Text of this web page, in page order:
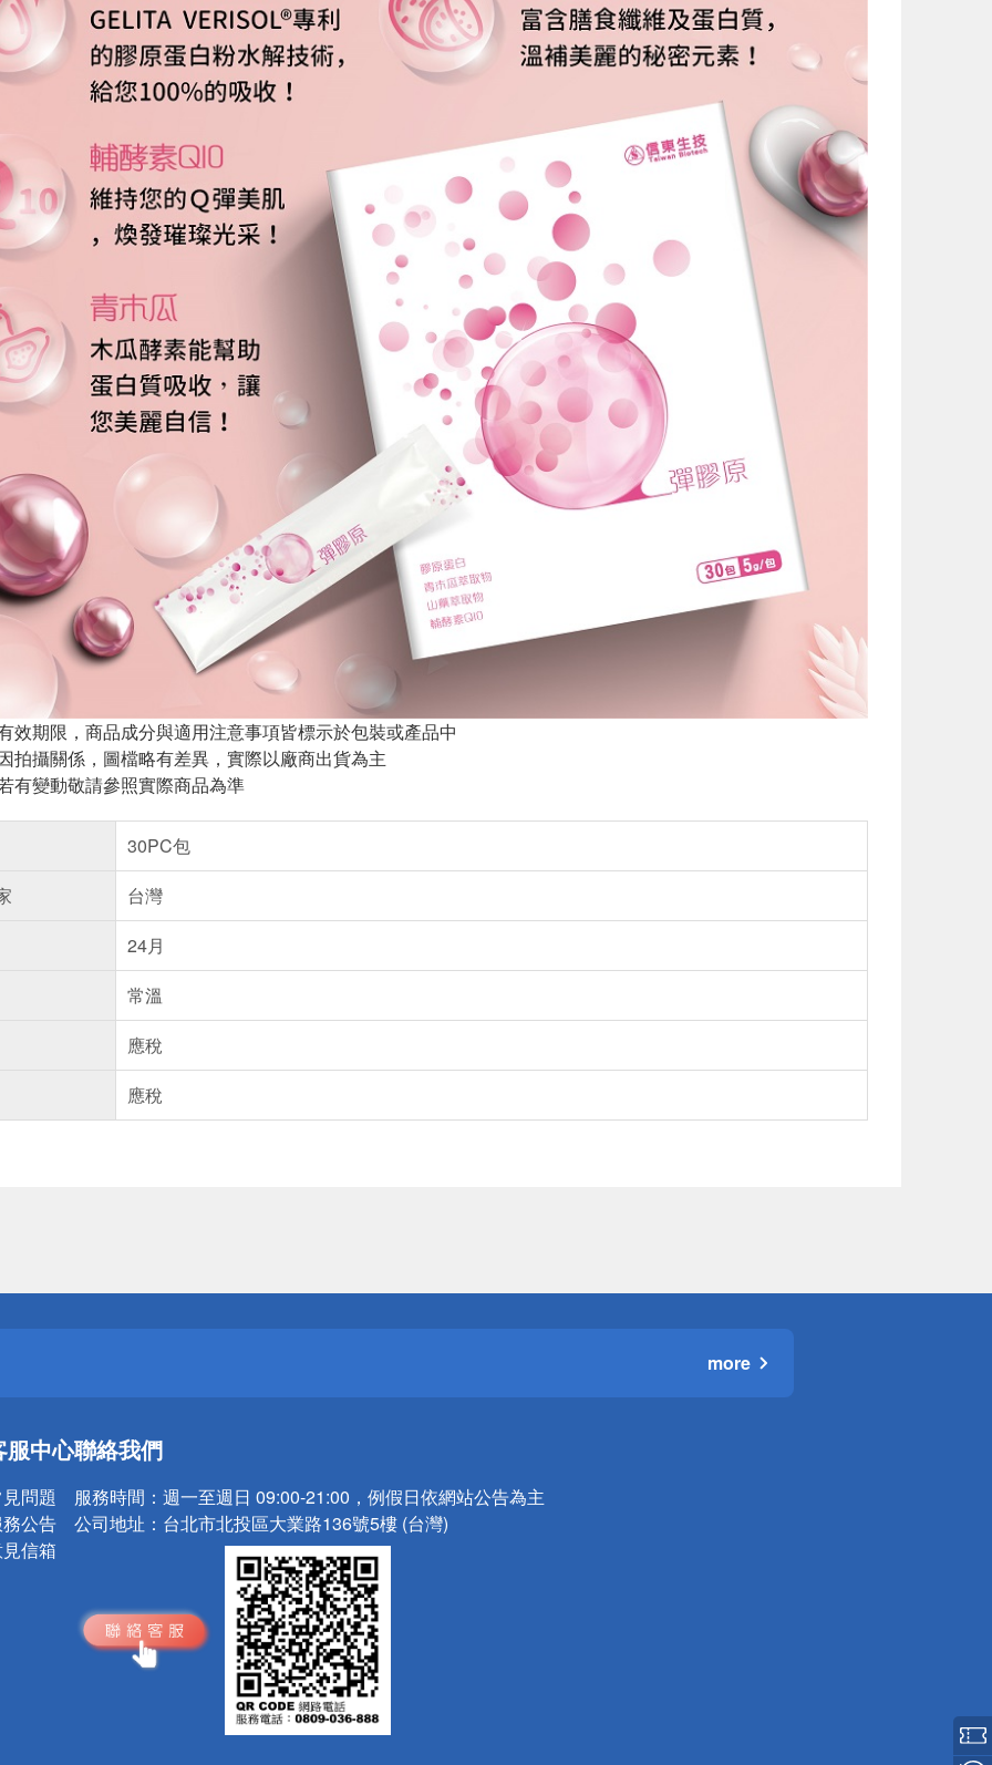
效期限，商品成分與適用注意事項皆標示於包裝或產品中
拍攝關係，圖檔略有差異，實際以廠商出貨為主
有變動敬請參照實際商品為準
30PC包
台灣
24月
常溫
應稅
應稅
小心！
小心！
more
服中心
問題
公告
信箱
聯絡我們
服務時間： 週一至週日 09:00-21:00，例假日依網站公告為主
公司地址： 台北市北投區大業路136號5樓 (台灣)